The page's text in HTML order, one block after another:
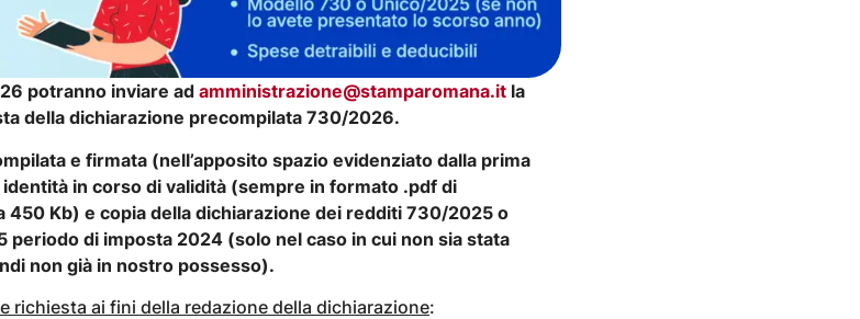
potranno inviare adamministrazione@stamparomana.it la
della dichiarazione precompilata 730/2026.
e firmata (nell’apposito spazio evidenziato dalla prima
in corso di validità (sempre in formato .pdf di
450 Kb) e copia della dichiarazione dei redditi 730/2025 o
periodo di imposta 2024 (solo nel caso in cui non sia stata
non già in nostro possesso).
richiesta ai fini della redazione della dichiarazione: